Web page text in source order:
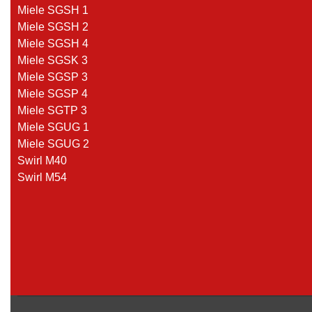
Miele SGSH 1
Miele SGSH 2
Miele SGSH 4
Miele SGSK 3
Miele SGSP 3
Miele SGSP 4
Miele SGTP 3
Miele SGUG 1
Miele SGUG 2
Swirl M40
Swirl M54